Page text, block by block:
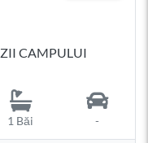
CAMPULUI
1 Băi -